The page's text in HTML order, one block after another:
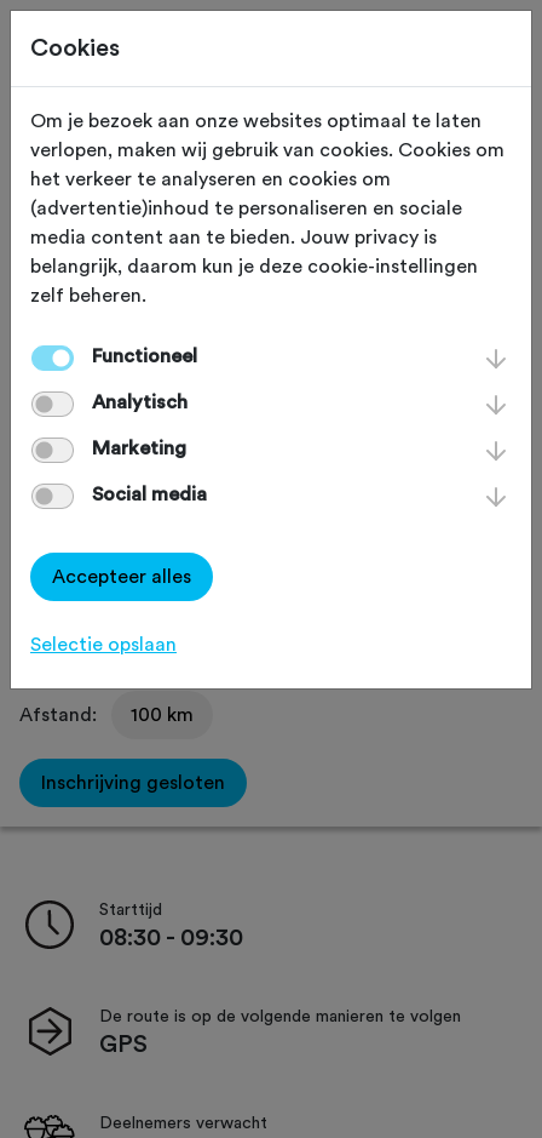
Je bekijkt een oude editie. Klik hiervoor de nieuwe
editie.
Tegelhuys Gravel Ride
100 km 2026
Afstand: 100 km
Inschrijving gesloten
Starttijd
08:30 - 09:30
De route is op de volgende manieren te volgen
GPS
Deelnemers verwacht
Cookies
Om je bezoek aan onze websites optimaal te laten
verlopen, maken wij gebruik van cookies. Cookies om
het verkeer te analyseren en cookies om
(advertentie)inhoud te personaliseren en sociale
media content aan te bieden. Jouw privacy is
belangrijk, daarom kun je deze cookie-instellingen
zelf beheren.
Functioneel
Analytisch
Marketing
Social media
Accepteer alles
Selectie opslaan